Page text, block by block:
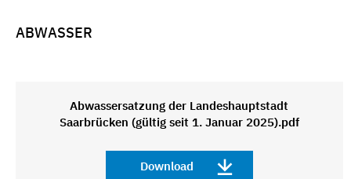
ABWASSER
Abwassersatzung der Landeshauptstadt
Saarbrücken (gültig seit 1. Januar 2025).pdf
Download